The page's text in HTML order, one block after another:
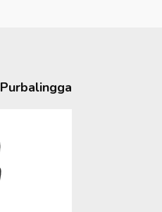
Purbalingga